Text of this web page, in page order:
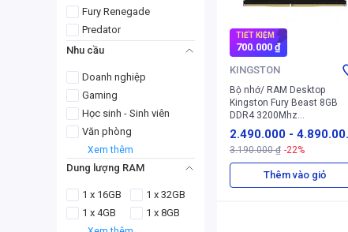
Fury Renegade
Predator
Nhu cầu
Doanh nghiệp
Gaming
Học sinh - Sinh viên
Văn phòng
Xem thêm
Dung lượng RAM
1 x 16GB
1 x 32GB
1 x 4GB
1 x 8GB
TIẾT KIỆM
700.000 ₫
KINGSTON
Bộ nhớ/ RAM Desktop
Kingston Fury Beast 8GB
DDR4 3200Mhz
(KF432C16BB/8)
2.490.000- 4.890.00
0 ₫
3.190.000 ₫ -22%
Thêm vào giỏ